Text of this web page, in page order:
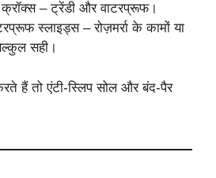
– ट्रेंडी और वाटरप्रूफ।
स्लाइड्स – रोज़मर्रा के कामों या
सही।
हैं तो एंटी-स्लिप सोल और बंद-पैर